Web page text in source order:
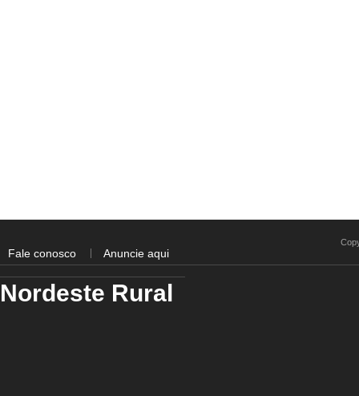
Fale conosco Anuncie aqui
Nordeste Rural